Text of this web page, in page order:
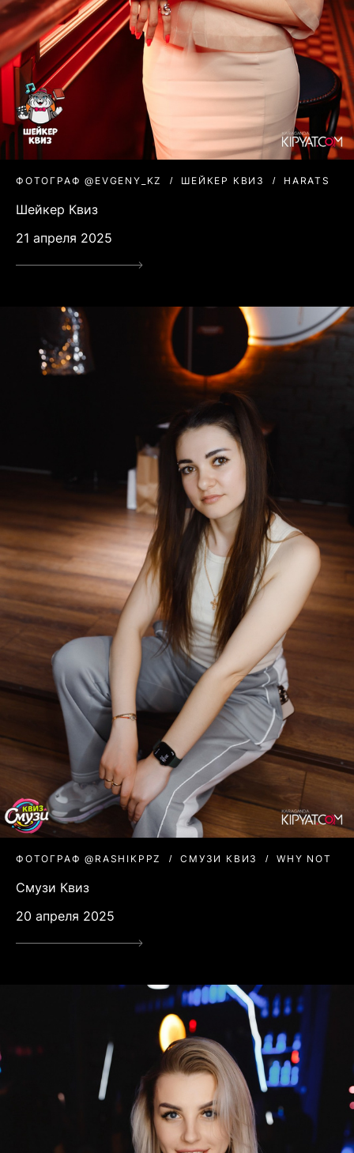
ФОТОГРАФ @EVGENY_KZ ШЕЙКЕР КВИЗ HARATS
Шейкер Квиз
21 апреля 2025
ФОТОГРАФ @RASHIKPPZ СМУЗИ КВИЗ WHY NOT
Смузи Квиз
20 апреля 2025